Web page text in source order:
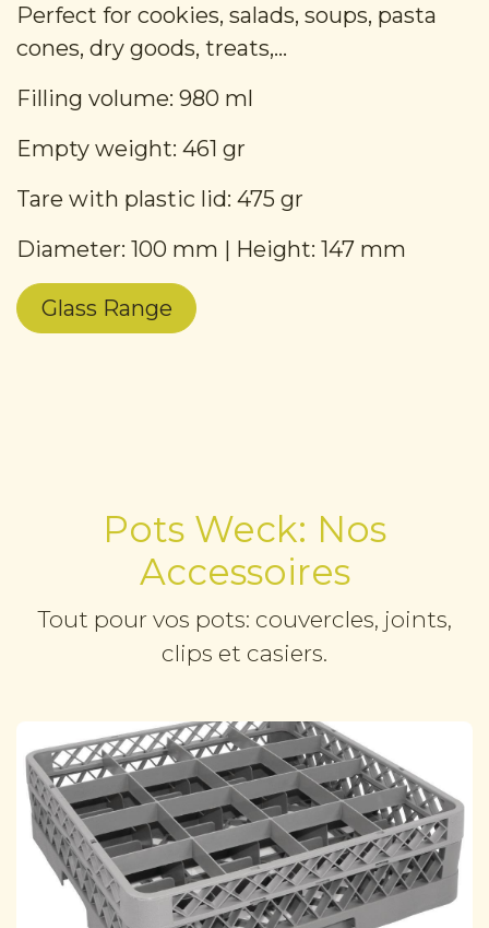
Perfect for cookies, salads, soups, pasta
cones, dry goods, treats,...
Filling volume: 980 ml
Empty weight: 461 gr
Tare with plastic lid: 475 gr
Diameter: 100 mm | Height: 147 mm
Glass Range
Pots Weck: Nos
Accessoires
Tout pour vos pots: couvercles, joints,
clips et casiers.